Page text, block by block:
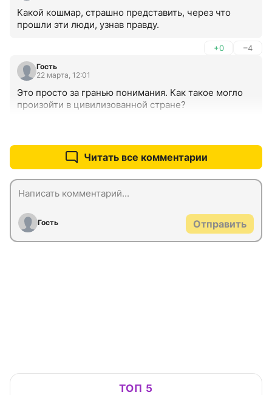
Какой кошмар, страшно представить, через что
прошли эти люди, узнав правду.
+0 –4
Гость
22 марта, 12:01
Это просто за гранью понимания. Как такое могло
произойти в цивилизованной стране?
Читать все комментарии
Гость Отправить
ТОП 5